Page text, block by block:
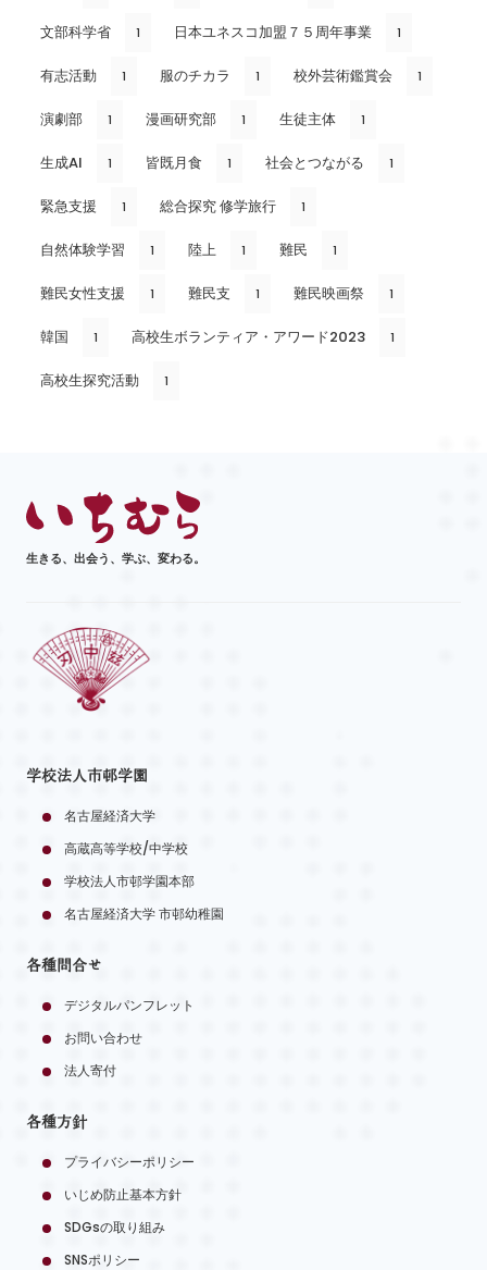
文部科学省 1 日本ユネスコ加盟７５周年事業 1
有志活動 1 服のチカラ 1 校外芸術鑑賞会 1
演劇部 1 漫画研究部 1 生徒主体 1
生成AI 1 皆既月食 1 社会とつながる 1
緊急支援 1 総合探究 修学旅行 1
自然体験学習 1 陸上 1 難民 1
難民女性支援 1 難民支 1 難民映画祭 1
韓国 1 高校生ボランティア・アワード2023 1
高校生探究活動 1
生きる、出会う、学ぶ、変わる。
学校法人市邨学園
名古屋経済大学
高蔵高等学校/中学校
学校法人市邨学園本部
名古屋経済大学 市邨幼稚園
各種問合せ
デジタルパンフレット
お問い合わせ
法人寄付
各種方針
プライバシーポリシー
いじめ防止基本方針
SDGsの取り組み
SNSポリシー